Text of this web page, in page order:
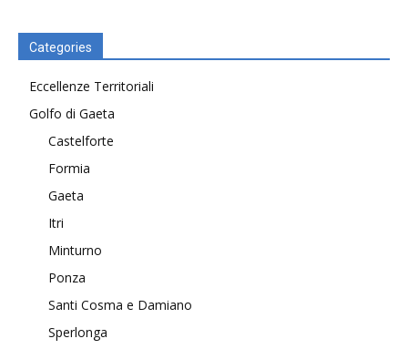
Categories
Eccellenze Territoriali
Golfo di Gaeta
Castelforte
Formia
Gaeta
Itri
Minturno
Ponza
Santi Cosma e Damiano
Sperlonga